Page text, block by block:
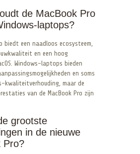
de MacBook Pro
laptops?
biedt een naadloos ecosysteem,
en een hoog
Windows-laptops bieden
en soms
kwaliteitverhouding, maar de
van de MacBook Pro zijn
grootste
in de nieuwe
Pro?